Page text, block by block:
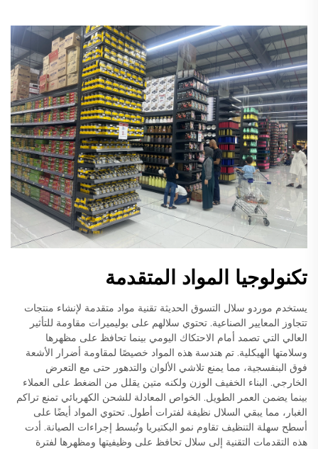
تكنولوجيا المواد المتقدمة
يستخدم موردو سلال التسوق الحديثة تقنية مواد متقدمة لإنشاء منتجات
تتجاوز المعايير الصناعية. تحتوي سلالهم على بوليميرات مقاومة للتأثير
العالي التي تصمد أمام الاحتكاك اليومي بينما تحافظ على مظهرها
وسلامتها الهيكلية. تم هندسة هذه المواد خصيصًا لمقاومة أضرار الأشعة
فوق البنفسجية، مما يمنع تلاشي الألوان والتدهور حتى مع التعرض
الخارجي. البناء الخفيف الوزن ولكنه متين يقلل من الضغط على العملاء
بينما يضمن العمر الطويل. الخواص المعادلة للشحن الكهربائي تمنع تراكم
الغبار، مما يبقي السلال نظيفة لفترات أطول. تحتوي المواد أيضًا على
أسطح سهلة التنظيف تقاوم نمو البكتيريا وتُبسط إجراءات الصيانة. أدت
هذه التقدمات التقنية إلى سلال تحافظ على وظيفيتها ومظهرها لفترة